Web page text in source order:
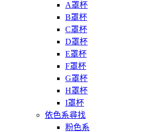
A罩杯
B罩杯
C罩杯
D罩杯
E罩杯
F罩杯
G罩杯
H罩杯
I罩杯
依色系尋找
粉色系